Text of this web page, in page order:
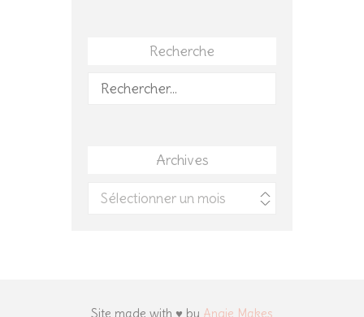
Recherche
Rechercher :
Archives
Archives
Site made with ♥ by Angie Makes